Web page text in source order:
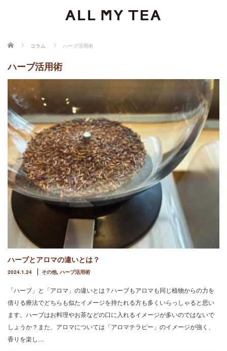
ホーム コラム ハーブ活用術
ハーブ活用術
ハーブとアロマの違いとは？
2024.1.24 その他, ハーブ活用術
「ハーブ」と「アロマ」の違いとは？ハーブもアロマも同じ植物からの力を
借りる療法でどちらも似たイメージを持たれる方も多くいらっしゃると思い
ます。ハーブはお料理やお茶などの口に入れるイメージが多いのではないで
しょうか？また、アロマについては「アロマテラピー」のイメージが強く、
香りを楽し…